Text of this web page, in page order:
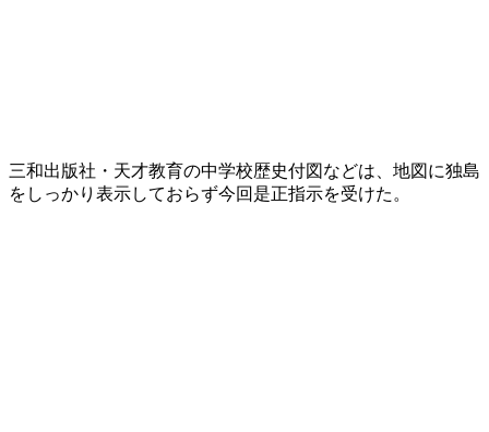
三和出版社・天才教育の中学校歴史付図などは、地図に独島
をしっかり表示しておらず今回是正指示を受けた。